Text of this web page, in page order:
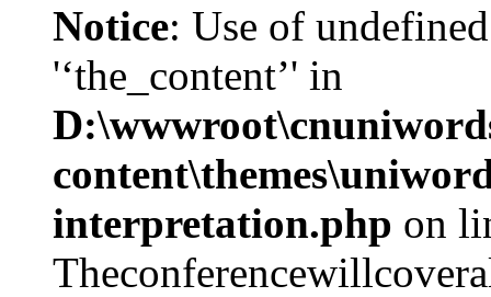
Notice: Use of
'‘the_content’' in
interpretation.php on